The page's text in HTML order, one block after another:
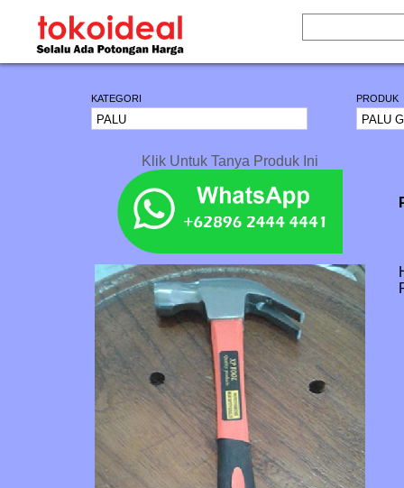
KATEGORI PRODUK
Klik Untuk Tanya Produk Ini